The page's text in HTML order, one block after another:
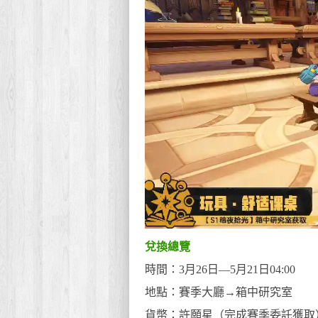
兌換總覽
時間：3月26日—5月21日04:00
地點：賽季大廳→箱中研究室
貨幣：許願星（完成賽季委託獲取